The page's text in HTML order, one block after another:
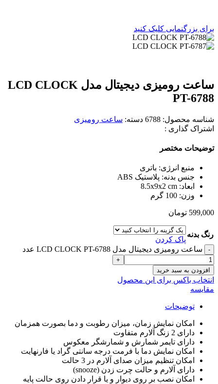
برای بزرگنمایی کلیک کنید
ساعت رومیزی دیجیتال مدل LCD CLOCK
PT-6788
شناسه محصول: 6788 دسته: ساعت رومیزی
اشتراک گذاری :
توضیحات مختصر
منبع انرژی: باتری
جنس بدنه: پلاستیک ABS
ابعاد: 8.5x9x2 cm
وزن: 100 گرم
599,000 تومان
رنگ بدنه
پاک کردن
ساعت رومیزی دیجیتال مدل LCD CLOCK PT-6788 عدد
افزودن به سبد خرید
انتخاب باکس برای این محصول
مقایسه
توضیحات
امکان نمایش زمان، میزان رطوبت و دما بصورت همزمان
دارای 2 زنگ آلارم متفاوت
دارای تایمر شمارش و شمارشگر معکوس
امکان نمایش دما با فرمت درجه سانتی گراد یا فارنهایت
امکان تنظیم میزان صدای آلارم در 3 حالت
دارای آلارم و حالت چرت زدن (snooze)
امکان نصب بر روی دیوار و یا قرار دادن روی حالت پایه